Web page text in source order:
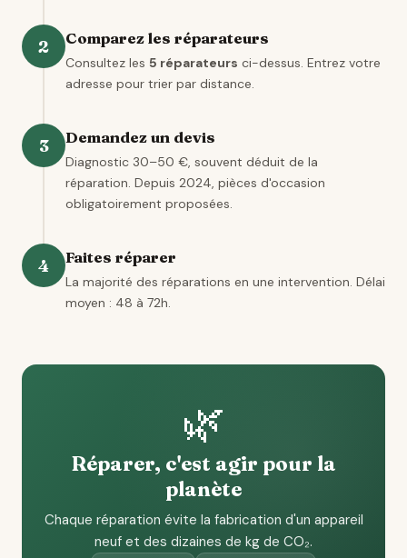
2 Comparez les réparateurs
Consultez les 5 réparateurs ci-dessus. Entrez votre
adresse pour trier par distance.
3 Demandez un devis
Diagnostic 30–50 €, souvent déduit de la
réparation. Depuis 2024, pièces d'occasion
obligatoirement proposées.
4 Faites réparer
La majorité des réparations en une intervention. Délai
moyen : 48 à 72h.
🌿
Réparer, c'est agir pour la
planète
Chaque réparation évite la fabrication d'un appareil
neuf et des dizaines de kg de CO₂.